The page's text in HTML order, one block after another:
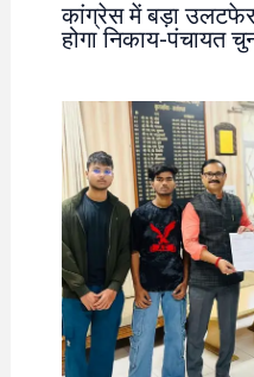
कांग्रेस में बड़ा
होगा निकाय-पंचायत